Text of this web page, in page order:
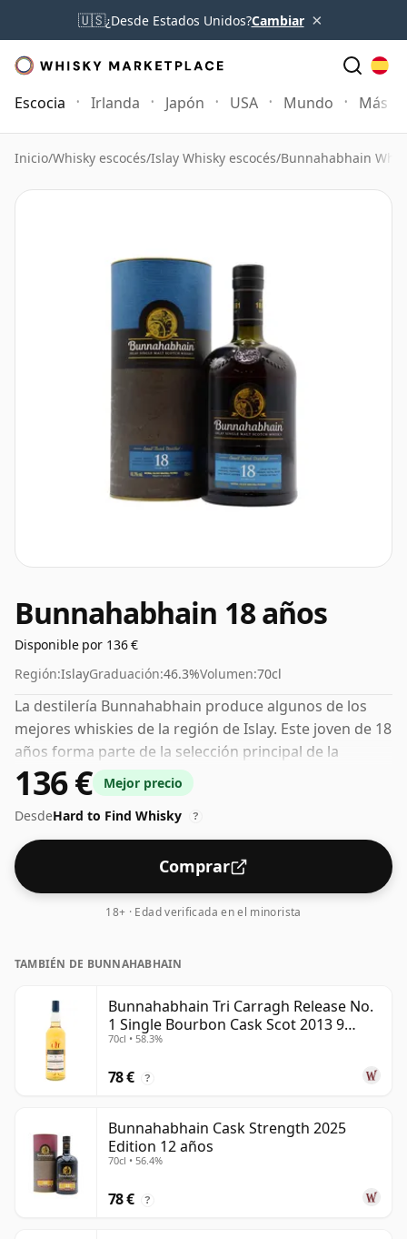
🇺🇸¿Desde Estados Unidos?Cambiar ×
Escocia Irlanda Japón USA Mundo Más
Inicio/Whisky escocés/Islay Whisky escocés/Bunnahabhain
Bunnahabhain 18 años
Disponible por 136 €
Región:IslayGraduación:46.3%Volumen:70cl
La destilería Bunnahabhain produce algunos de los
mejores whiskies de la región de Islay. Este joven de 18
años forma parte de la selección principal de la
destilería. El ABV de este whisky es un gratificante
46,3%.
136 €
Mejor precio
DesdeHard to Find Whisky ?
Comprar
18+ · Edad verificada en el minorista
TAMBIÉN DE BUNNAHABHAIN
Bunnahabhain Tri Carragh Release No.
1 Single Bourbon Cask Scot 2013 9
años
70cl • 58.3%
78 € ?
Bunnahabhain Cask Strength 2025
Edition 12 años
70cl • 56.4%
78 € ?